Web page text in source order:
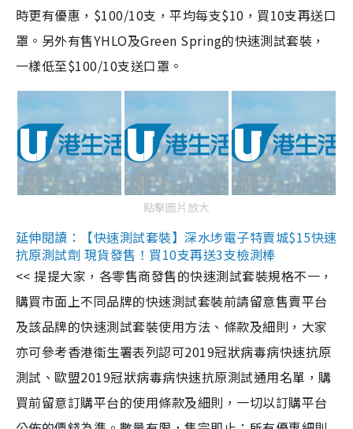
時更有優惠，$100/10支，平均每支$10，買10支再送口
罩。另外有售YHLO及Green Spring的快速測試套裝，
一樣低至$100/10支送口罩。
點擊圖片放大
延伸閱讀：【快速測試套裝】深水埗電子特賣城$15快速
抗原測試劑 現貨發售！買10支再送3支檢測棒
<< 提提大家，各零售商發售的快速測試套裝規格不一，
購買市面上不同品牌的快速測試套裝前請留意售賣平台
及該品牌的快速測試套裝使用方法、條款及細則，大家
亦可參考香港衞生署表列認可2019冠狀病毒病快速抗原
測試、歐盟2019冠狀病毒病快速抗原測試通用名單，購
買前留意訂購平台的使用條款及細則，一切以訂購平台